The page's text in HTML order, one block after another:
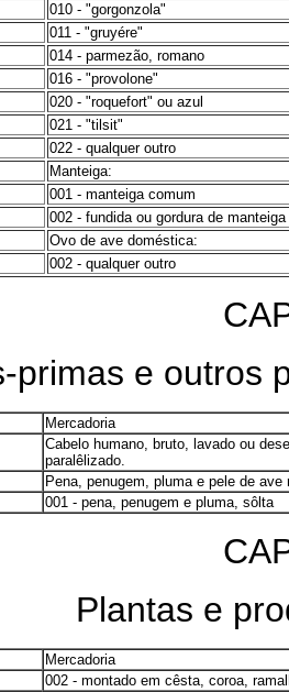
010 - "gorgonzola"
011 - "gruyére"
014 - parmezão, romano
016 - "provolone"
020 - "roquefort" ou azul
021 - "tilsit"
022 - qualquer outro
Manteiga:
001 - manteiga comum
002 - fundida ou gordura de manteiga
Ovo de ave doméstica:
002 - qualquer outro
primas e outros
Mercadoria
Cabelo humano, bruto, lavado ou
paralêlizado.
Pena, penugem, pluma e pele de
001 - pena, penugem e pluma, sôlta
Plantas e
Mercadoria
002 - montado em cêsta, coroa,